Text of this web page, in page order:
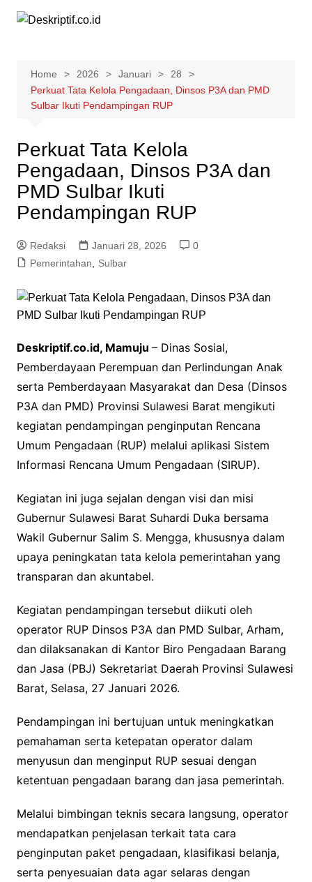
Home 2026 Januari
28
Perkuat Tata Kelola Pengadaan, Dinsos P3A dan PMD
Sulbar Ikuti Pendampingan RUP
Perkuat Tata Kelola
Pengadaan, Dinsos P3A dan
PMD Sulbar Ikuti
Pendampingan RUP
Redaksi Januari 28, 2026
0
Pemerintahan, Sulbar
Deskriptif.co.id, Mamuju – Dinas Sosial,
Pemberdayaan Perempuan dan Perlindungan Anak
serta Pemberdayaan Masyarakat dan Desa (Dinsos
P3A dan PMD) Provinsi Sulawesi Barat mengikuti
kegiatan pendampingan penginputan Rencana
Umum Pengadaan (RUP) melalui aplikasi Sistem
Informasi Rencana Umum Pengadaan (SIRUP).
Kegiatan ini juga sejalan dengan visi dan misi
Gubernur Sulawesi Barat Suhardi Duka bersama
Wakil Gubernur Salim S. Mengga, khususnya dalam
upaya peningkatan tata kelola pemerintahan yang
transparan dan akuntabel.
Kegiatan pendampingan tersebut diikuti oleh
operator RUP Dinsos P3A dan PMD Sulbar, Arham,
dan dilaksanakan di Kantor Biro Pengadaan Barang
dan Jasa (PBJ) Sekretariat Daerah Provinsi Sulawesi
Barat, Selasa, 27 Januari 2026.
Pendampingan ini bertujuan untuk meningkatkan
pemahaman serta ketepatan operator dalam
menyusun dan menginput RUP sesuai dengan
ketentuan pengadaan barang dan jasa pemerintah.
Melalui bimbingan teknis secara langsung, operator
mendapatkan penjelasan terkait tata cara
penginputan paket pengadaan, klasifikasi belanja,
serta penyesuaian data agar selaras dengan